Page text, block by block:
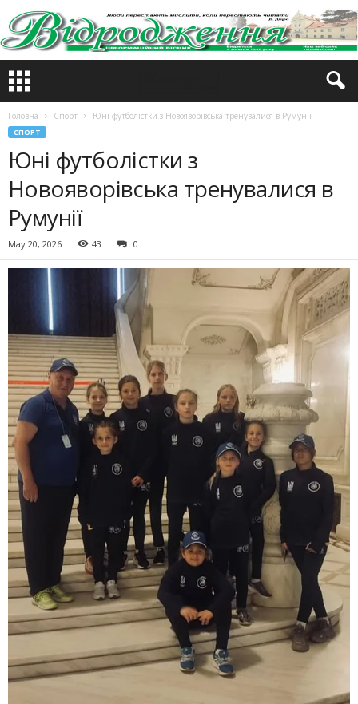
Головна Спорт Юні футболістки з Новояворівська тренувалися в Румунії
СПОРТ
Юні футболістки з
Новояворівська тренувалися в
Румунії
May 20, 2026 43 0